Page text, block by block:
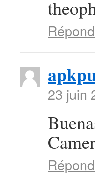
23 juin